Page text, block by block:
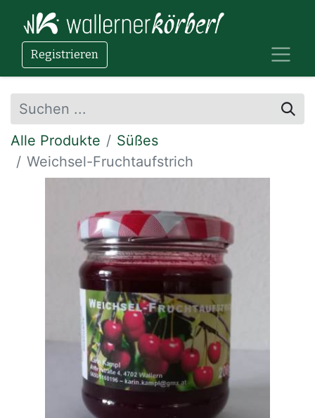
Registrieren
Alle Produkte
Süßes
Weichsel-Fruchtaufstrich